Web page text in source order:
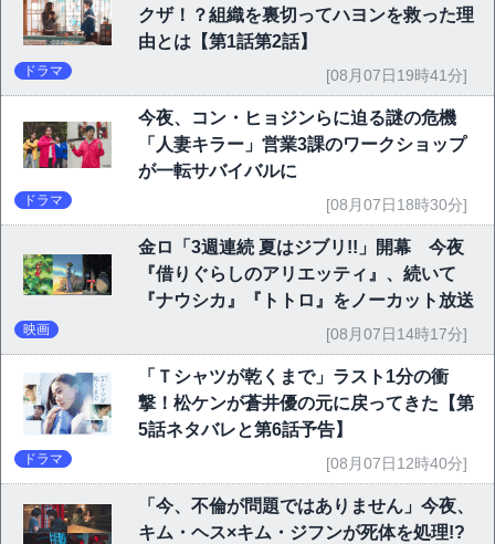
クザ！？組織を裏切ってハヨンを救った理
由とは【第1話第2話】
ドラマ [08月07日19時41分]
今夜、コン・ヒョジンらに迫る謎の危機
「人妻キラー」営業3課のワークショップ
が一転サバイバルに
ドラマ [08月07日18時30分]
金ロ「3週連続 夏はジブリ!!」開幕 今夜
『借りぐらしのアリエッティ』、続いて
『ナウシカ』『トトロ』をノーカット放送
映画 [08月07日14時17分]
「Ｔシャツが乾くまで」ラスト1分の衝
撃！松ケンが蒼井優の元に戻ってきた【第
5話ネタバレと第6話予告】
ドラマ [08月07日12時40分]
「今、不倫が問題ではありません」今夜、
キム・ヘス×キム・ジフンが死体を処理!?